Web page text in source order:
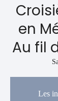
en
Au fil
Les